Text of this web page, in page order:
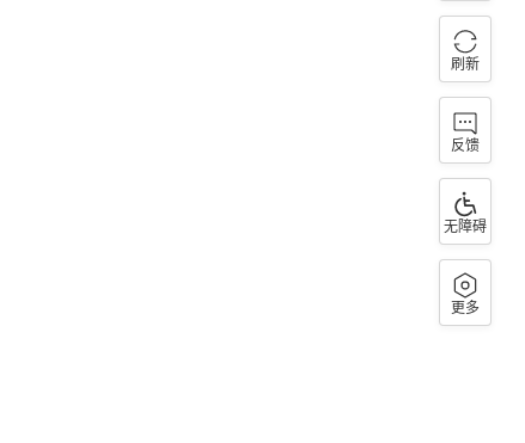
刷新
反馈
无障碍
更多